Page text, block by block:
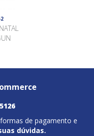
de pagamento e
dúvidas.